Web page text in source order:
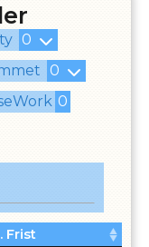
0
0
0
Frist